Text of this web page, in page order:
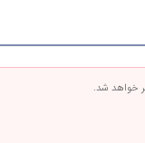
خواهد شد.